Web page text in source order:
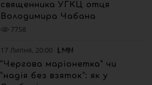
священника УГКЦ отця
Володимира Чабана
7758
17 Липня, 20:00
“Чергова маріонетка” чи
“надія без взяток”: як у